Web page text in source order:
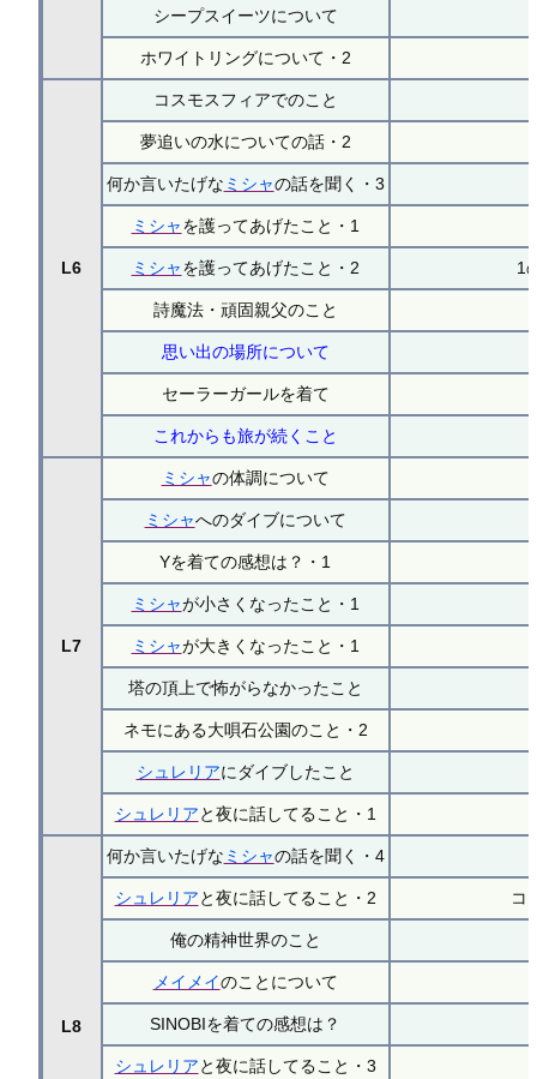
シープスイーツについて
ホワイトリングについて・2
L6
コスモスフィアでのこと
夢追いの水についての話・2
何か言いたげな ミシャの話を聞く・3
ミシャを護ってあげたこと・1
ミシャを護ってあげたこと・2 1
詩魔法・頑固親父のこと
思い出の場所について
セーラーガールを着て
これからも旅が続くこと
L7
ミシャの体調について
ミシャへのダイブについて
Yを着ての感想は？・1
ミシャが小さくなったこと・1
ミシャが大きくなったこと・1
塔の頂上で怖がらなかったこと
ネモにある大唄石公園のこと・2
シュレリアにダイブしたこと
シュレリアと夜に話してること・1
L8
何か言いたげな ミシャの話を聞く・4
シュレリアと夜に話してること・2 コ
俺の精神世界のこと
メイメイのことについて
SINOBIを着ての感想は？
シュレリアと夜に話してること・3